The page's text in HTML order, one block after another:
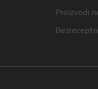
Proizvodi